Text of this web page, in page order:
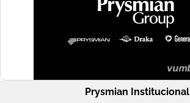
Prysmian Institucional